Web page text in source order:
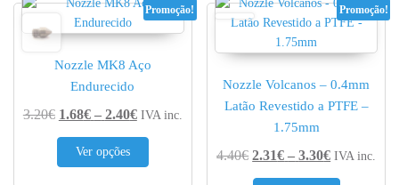
Promoção!
Nozzle MK8 Aço
Endurecido
3.20€ 1.68€ – 2.40€Price range: 1.68€ through 2.40€
IVA inc.
Ver opções
This product has multiple variants. The options
Promoção!
Nozzle Volcanos – 0.4mm
Latão Revestido a PTFE –
1.75mm
4.40€ 2.31€ – 3.30€Price
IVA inc.